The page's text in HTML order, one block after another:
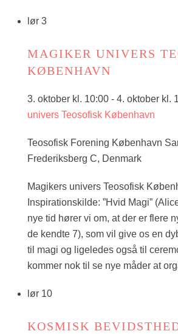
lør 3
MAGIKER UNIVERS
KØBENHAVN
3. oktober kl. 10:00 - 4. oktober kl.
univers Teosofisk København
Teosofisk Forening København
Frederiksberg C, Denmark
Magikers univers Teosofisk
Inspirationskilde: ”Hvid Magi”
nye tid hører vi om, at der er flere
de kendte 7), som vil give os en
til magi og ligeledes også til
kommer nok til se nye måder at
lør 10
KOSMISK